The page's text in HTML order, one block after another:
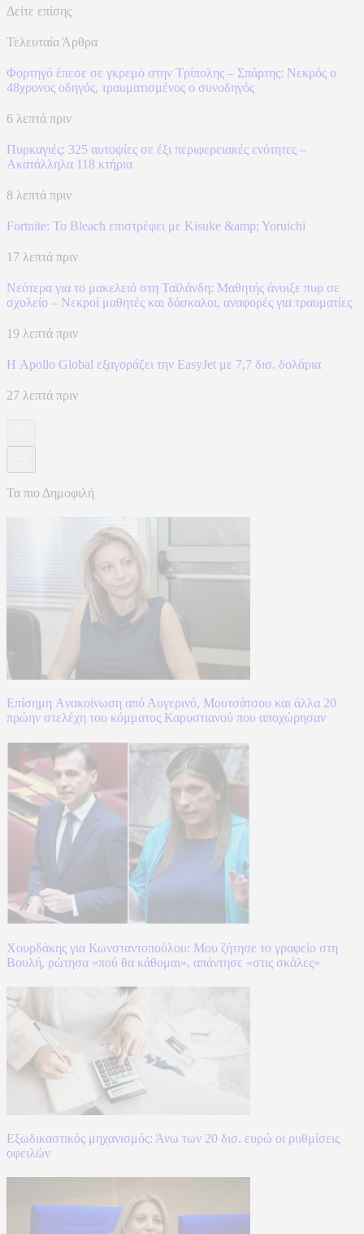
Δείτε επίσης
Τελευταία Άρθρα
Φορτηγό έπεσε σε γκρεμό στην Τρίπολης – Σπάρτης: Νεκρός ο
48χρονος οδηγός, τραυματισμένος ο συνοδηγός
6 λεπτά πριν
Πυρκαγιές: 325 αυτοψίες σε έξι περιφερειακές ενότητες –
Ακατάλληλα 118 κτήρια
8 λεπτά πριν
Fortnite: Το Bleach επιστρέφει με Kisuke &amp; Yoruichi
17 λεπτά πριν
Νεότερα για το μακελειό στη Ταϊλάνδη: Μαθητής άνοιξε πυρ σε
σχολείο – Νεκροί μαθητές και δάσκαλοι, αναφορές για τραυματίες
19 λεπτά πριν
Η Apollo Global εξαγοράζει την EasyJet με 7,7 δισ. δολάρια
27 λεπτά πριν
Τα πιο Δημοφιλή
Επίσημη Aνακοίνωση από Αυγερινό, Μουτσάτσου και άλλα 20
πρώην στελέχη του κόμματος Καρυστιανού που αποχώρησαν
Χουρδάκης για Κωνσταντοπούλου: Μου ζήτησε το γραφείο στη
Βουλή, ρώτησα «πού θα κάθομαι», απάντησε «στις σκάλες»
Εξωδικαστικός μηχανισμός: Άνω των 20 δισ. ευρώ οι ρυθμίσεις
οφειλών